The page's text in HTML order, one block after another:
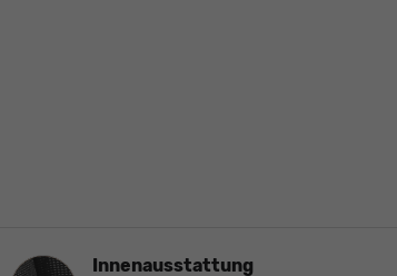
InnenausstattungInnenausstattung